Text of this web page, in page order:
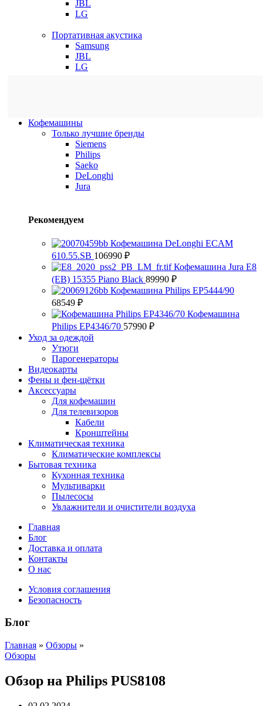
JBL
LG
Портативная акустика
Samsung
JBL
LG
Кофемашины
Только лучшие бренды
Siemens
Philips
Saeko
DeLonghi
Jura
Рекомендуем
Кофемашина DeLonghi ECAM
610.55.SB 106990 ₽
Кофемашина Jura E8
(EB) 15355 Piano Black 89990 ₽
Кофемашина Philips EP5444/90
68549 ₽
Кофемашина
Philips EP4346/70 57990 ₽
Уход за одеждой
Утюги
Парогенераторы
Видеокарты
Фены и фен-щётки
Аксессуары
Для кофемашин
Для телевизоров
Кабели
Кронштейны
Климатическая техника
Климатические комплексы
Бытовая техника
Кухонная техника
Мультиварки
Пылесосы
Увлажнители и очистители воздуха
Главная
Блог
Доставка и оплата
Контакты
О нас
Условия соглашения
Безопасность
Блог
Главная » Обзоры »
Обзоры
Обзор на Philips PUS8108